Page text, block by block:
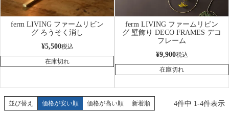
ferm LIVING ファームリビン
グ ろうそく消し
¥5,500税込
在庫切れ
ferm LIVING ファームリビン
グ 壁飾り DECO FRAMES デコ
フレーム
¥9,900税込
在庫切れ
並び替え 価格が安い順 価格が高い順 新着順 4件中 1 -4件表示